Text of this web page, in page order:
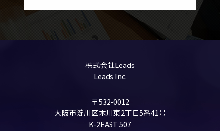
株式会社Leads
Leads Inc.
〒532-0012
大阪市淀川区木川東2丁目5番41号
K-2EAST 507